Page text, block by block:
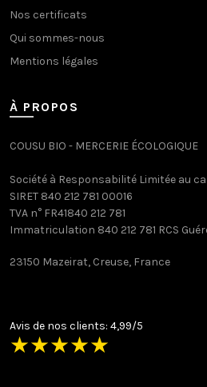
Nos certificats
Qui sommes-nous
Mentions légales
À PROPOS
COUSU BIO - MERCERIE ÉCOLOGIQUE
Société à Responsabilité Limitée au
SIRET 840 212 781 00016
TVA n° FR41840 212 781
Immatriculation 840 212 781 RCS
23150 Mazeirat, Creuse, France
Avis de nos clients: 4,99/5
★★★★★